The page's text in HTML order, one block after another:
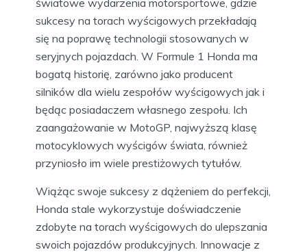
sukcesy na torach wyścigowych przekładają
się na poprawę technologii stosowanych w
seryjnych pojazdach. W Formule 1 Honda ma
bogatą historię, zarówno jako producent
silników dla wielu zespołów wyścigowych jak i
będąc posiadaczem własnego zespołu. Ich
zaangażowanie w MotoGP, najwyższą klasę
motocyklowych wyścigów świata, również
przyniosło im wiele prestiżowych tytułów.
Wiążąc swoje sukcesy z dążeniem do perfekcji,
Honda stale wykorzystuje doświadczenie
zdobyte na torach wyścigowych do ulepszania
swoich pojazdów produkcyjnych. Innowacje z